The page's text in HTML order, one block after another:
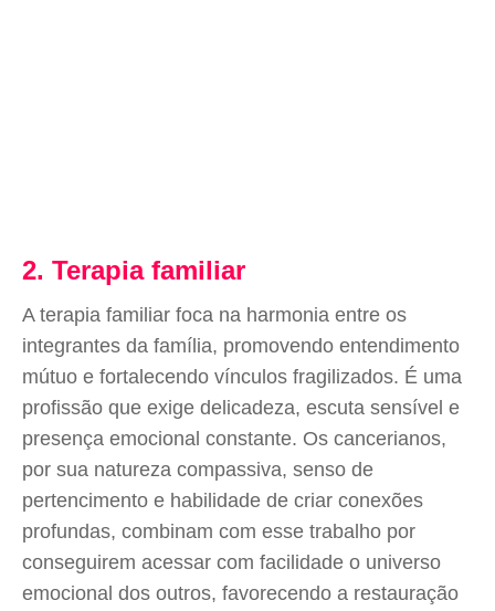
2. Terapia familiar
A terapia familiar foca na harmonia entre os
integrantes da família, promovendo entendimento
mútuo e fortalecendo vínculos fragilizados. É uma
profissão que exige delicadeza, escuta sensível e
presença emocional constante. Os cancerianos,
por sua natureza compassiva, senso de
pertencimento e habilidade de criar conexões
profundas, combinam com esse trabalho por
conseguirem acessar com facilidade o universo
emocional dos outros, favorecendo a restauração